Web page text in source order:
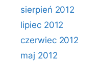
sierpień 2012
lipiec 2012
czerwiec 2012
maj 2012